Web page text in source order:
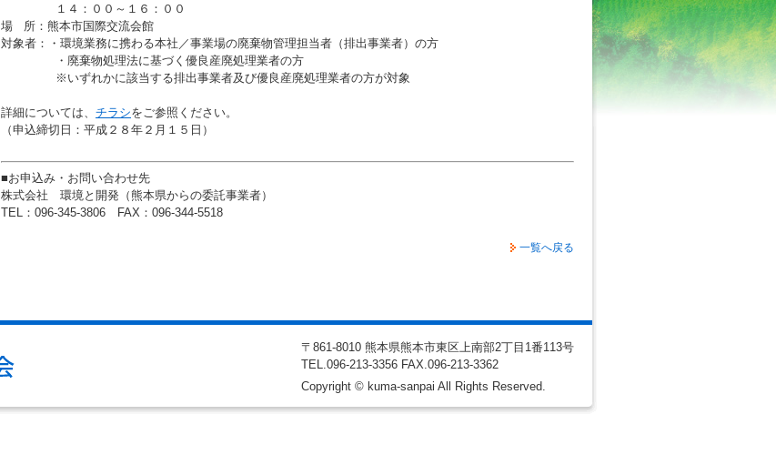
１４：００～１６：００
場 所：熊本市国際交流会館
対象者：・環境業務に携わる本社／事業場の廃棄物管理担当者（排出事業者）の方
・廃棄物処理法に基づく優良産廃処理業者の方
※いずれかに該当する排出事業者及び優良産廃処理業者の方が対象
詳細については、 チラシをご参照ください。
（申込締切日：平成２８年２月１５日）
■お申込み・お問い合わせ先
株式会社 環境と開発（熊本県からの委託事業者）
TEL：096-345-3806 FAX：096-344-5518
一覧へ戻る
〒861-8010 熊本県熊本市東区上南部2丁目1番113号
TEL .096-213-3356 FAX .096-213-3362
Copyright © kuma-sanpai All Rights Reserved.